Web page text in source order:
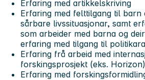
Erfaring med artikkelskriving
Erfaring med felttilgang til barn
sårbare livssituasjonar, samt
som arbeider med barna og
erfaring med tilgang til
Erfaring frå arbeid med
forskingsprosjekt (eks. Horizon)
Erfaring med